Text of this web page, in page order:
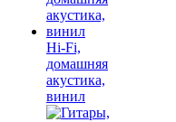
Hi-Fi,
домашняя
акустика,
винил